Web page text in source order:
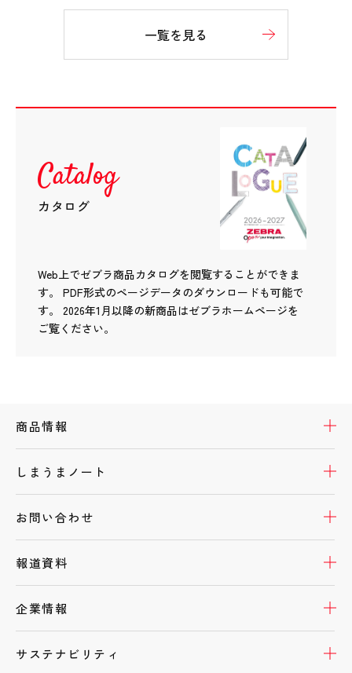
一覧を見る
Catalog
カタログ
Web上でゼブラ商品カタログを閲覧することができま
す。 PDF形式のページデータのダウンロードも可能で
す。
2026年1月以降の新商品はゼブラホームページを
ご覧ください。
商品情報
しまうまノート
お問い合わせ
報道資料
企業情報
サステナビリティ